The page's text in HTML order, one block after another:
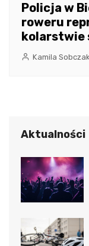
Policja w
roweru
kolarstwie
Kamila
Aktualności